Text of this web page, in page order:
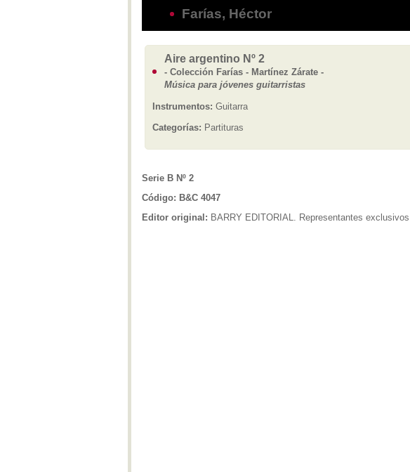
Farías, Héctor
Aire argentino Nº 2
- Colección Farías - Martínez Zárate -
Música para jóvenes guitarristas
Instrumentos: Guitarra
Categorías: Partituras
Serie B Nº 2
Código: B&C 4047
Editor original: BARRY EDITORIAL. Representantes